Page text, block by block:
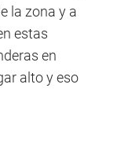
la zona y a
estas
en
alto y eso